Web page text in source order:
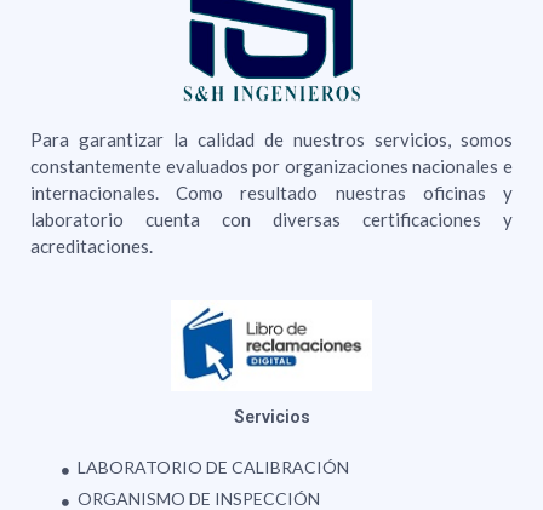
Para garantizar la calidad de nuestros servicios, somos
constantemente evaluados por organizaciones nacionales e
internacionales. Como resultado nuestras oficinas y
laboratorio cuenta con diversas certificaciones y
acreditaciones.
Servicios
LABORATORIO DE CALIBRACIÓN
ORGANISMO DE INSPECCIÓN